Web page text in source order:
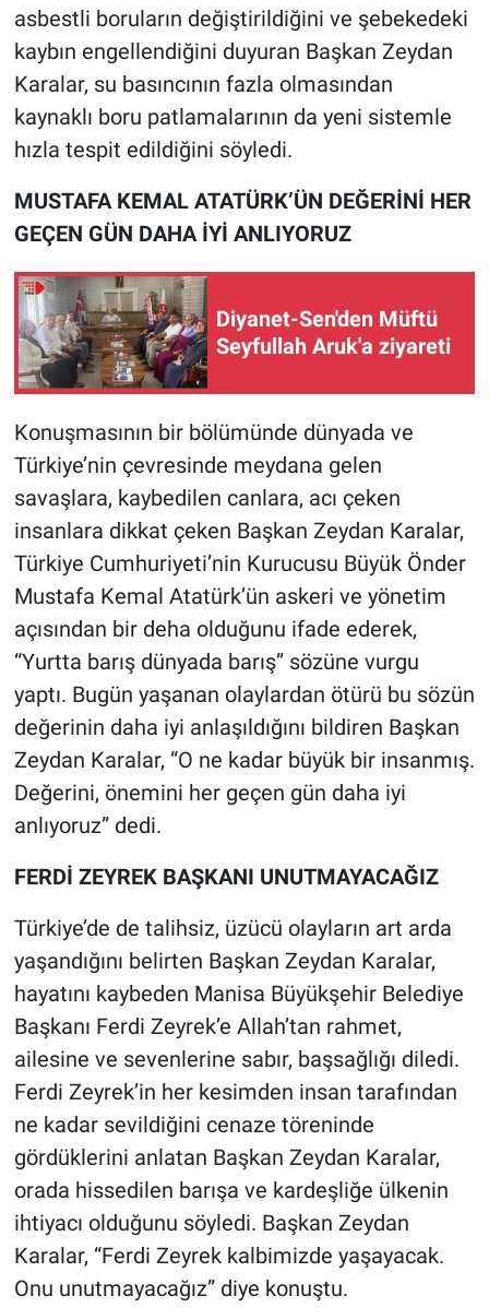
asbestli boruların değiştirildiğini ve şebekedeki
kaybın engellendiğini duyuran Başkan Zeydan
Karalar, su basıncının fazla olmasından
kaynaklı boru patlamalarının da yeni sistemle
hızla tespit edildiğini söyledi.
MUSTAFA KEMAL ATATÜRK’ÜN DEĞERİNİ HER
GEÇEN GÜN DAHA İYİ ANLIYORUZ
Diyanet-Sen'den Müftü
Seyfullah Aruk'a ziyareti
Konuşmasının bir bölümünde dünyada ve
Türkiye’nin çevresinde meydana gelen
savaşlara, kaybedilen canlara, acı çeken
insanlara dikkat çeken Başkan Zeydan Karalar,
Türkiye Cumhuriyeti’nin Kurucusu Büyük Önder
Mustafa Kemal Atatürk’ün askeri ve yönetim
açısından bir deha olduğunu ifade ederek,
“Yurtta barış dünyada barış” sözüne vurgu
yaptı. Bugün yaşanan olaylardan ötürü bu sözün
değerinin daha iyi anlaşıldığını bildiren Başkan
Zeydan Karalar, “O ne kadar büyük bir insanmış.
Değerini, önemini her geçen gün daha iyi
anlıyoruz” dedi.
FERDİ ZEYREK BAŞKANI UNUTMAYACAĞIZ
Türkiye’de de talihsiz, üzücü olayların art arda
yaşandığını belirten Başkan Zeydan Karalar,
hayatını kaybeden Manisa Büyükşehir Belediye
Başkanı Ferdi Zeyrek’e Allah’tan rahmet,
ailesine ve sevenlerine sabır, başsağlığı diledi.
Ferdi Zeyrek’in her kesimden insan tarafından
ne kadar sevildiğini cenaze töreninde
gördüklerini anlatan Başkan Zeydan Karalar,
orada hissedilen barışa ve kardeşliğe ülkenin
ihtiyacı olduğunu söyledi. Başkan Zeydan
Karalar, “Ferdi Zeyrek kalbimizde yaşayacak.
Onu unutmayacağız” diye konuştu.